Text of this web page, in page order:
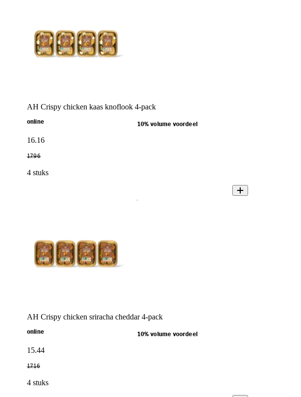
AH Crispy chicken kaas knoflook 4-pack
online 10% volume voordeel
16.16
17.96
4 stuks
AH Crispy chicken sriracha cheddar 4-pack
online 10% volume voordeel
15.44
17.16
4 stuks